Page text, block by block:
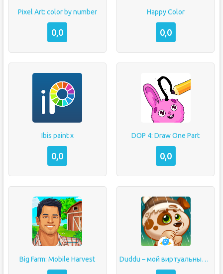
Pixel Art: color by number
0,0
Happy Color
0,0
Ibis paint x
0,0
DOP 4: Draw One Part
0,0
Big Farm: Mobile Harvest Duddu – мой виртуальный питомец